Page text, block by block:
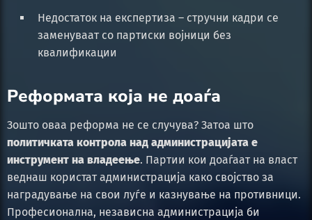
Недостаток на експертиза – стручни кадри се
заменуваат со партиски војници без
квалификации
Реформата која не доаѓа
Зошто оваа реформа не се случува? Затоа што
политичката контрола над администрацијата е
инструмент на владеење. Партии кои доаѓаат на власт
веднаш користат администрација како својство за
наградување на свои луѓе и казнување на противници.
Професионална, независна администрација би